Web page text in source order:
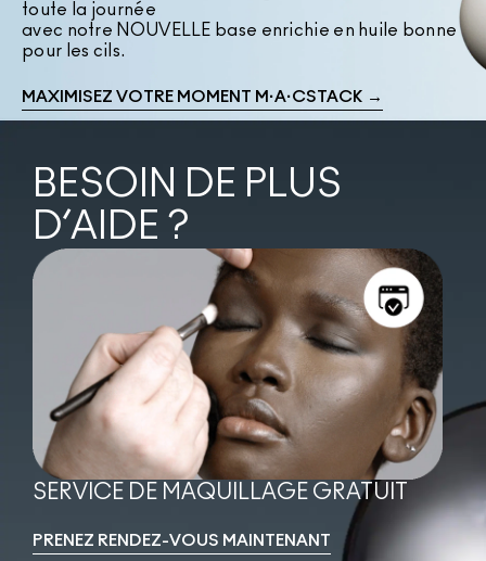
toute la journée
avec notre NOUVELLE base enrichie en huile bonne
pour les cils.
MAXIMISEZ VOTRE MOMENT M·A·CSTACK →
BESOIN DE PLUS
D’AIDE ?
SERVICE DE MAQUILLAGE GRATUIT
PRENEZ RENDEZ-VOUS MAINTENANT